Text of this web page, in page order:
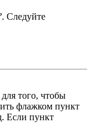
. Следуйте
того, чтобы
флажком пункт
Если пункт